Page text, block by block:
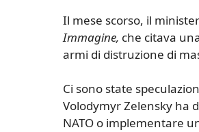
Il mese scorso, il
Immagine, che citava
armi di distruzione di
Ci sono state
Volodymyr Zelensky ha
NATO o implementare